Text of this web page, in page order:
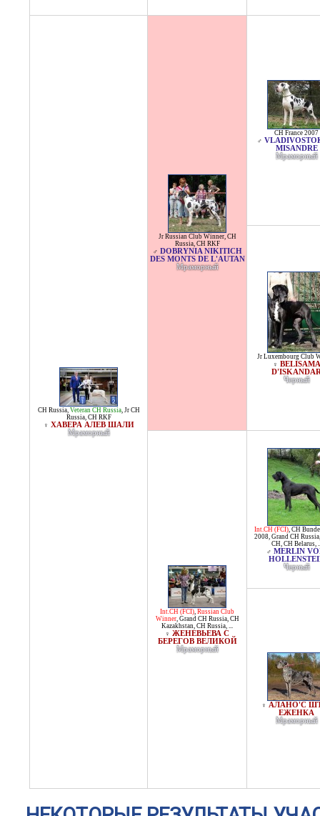
CH Russia, Veteran CH Russia, Jr CH
Russia, CH RKF
♀ ХАВЕРА АЛЕВ ШАЛИ
Мраморный
Jr Russian Club Winner, CH
Russia, CH RKF
♂ DOBRYNIA NIKITICH
DES MONTS DE L'AUTAN
Мраморный
CH France 2007
♂
MISANDRE
Мраморный
Jr Luxembourg Club
♀ BELISAMA
Черный
Int.CH (FCI), Russian Club
Winner, Grand CH Russia, CH
Kazakhstan, CH Russia, ...
♀ ЖЕНЕВЬЕВА С
БЕРЕГОВ ВЕЛИКОЙ
Мраморный
Int.CH (FCI), CH
2008, Grand CH Russia
CH, CH Belarus,
♂ MERLIN
Черный
♀ АЛАНО'С
ЕЖЕНКА
Мраморный